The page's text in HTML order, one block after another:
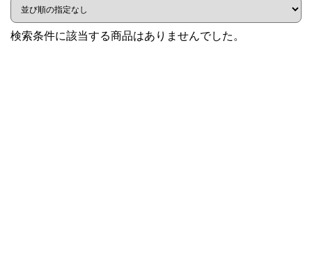
検索条件に該当する商品はありませんでした。